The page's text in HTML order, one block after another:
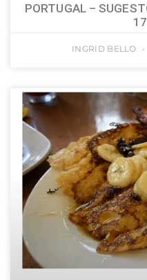
PORTUGAL –
INGRID BELLO